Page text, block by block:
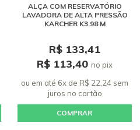
ALÇA COM RESERVATÓRIO
LAVADORA DE ALTA PRESSÃO
KARCHER K3.98 M
R$ 133,41
R$ 113,40 no pix
ou em até 6x de R$ 22,24 sem
juros no cartão
COMPRAR